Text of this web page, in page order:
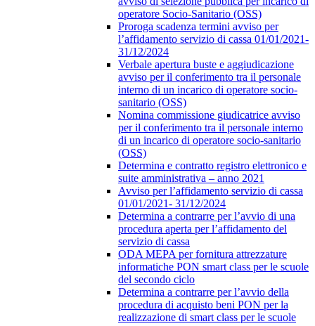
operatore Socio-Sanitario (OSS)
Proroga scadenza termini avviso per
l’affidamento servizio di cassa 01/01/2021-
31/12/2024
Verbale apertura buste e aggiudicazione
avviso per il conferimento tra il personale
interno di un incarico di operatore socio-
sanitario (OSS)
Nomina commissione giudicatrice avviso
per il conferimento tra il personale interno
di un incarico di operatore socio-sanitario
(OSS)
Determina e contratto registro elettronico e
suite amministrativa – anno 2021
Avviso per l’affidamento servizio di cassa
01/01/2021- 31/12/2024
Determina a contrarre per l’avvio di una
procedura aperta per l’affidamento del
servizio di cassa
ODA MEPA per fornitura attrezzature
informatiche PON smart class per le scuole
del secondo ciclo
Determina a contrarre per l’avvio della
procedura di acquisto beni PON per la
realizzazione di smart class per le scuole